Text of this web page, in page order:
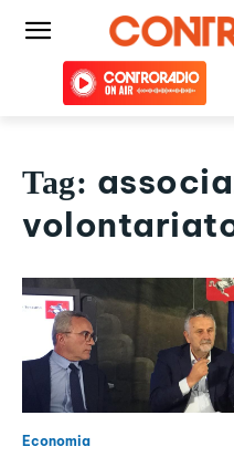
Tag:
Economia